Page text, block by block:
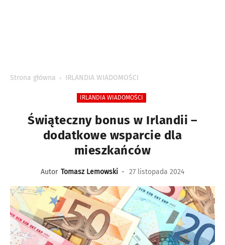
Strona główna IRLANDIA WIADOMOŚCI
IRLANDIA WIADOMOŚCI
Świąteczny bonus w Irlandii –
dodatkowe wsparcie dla
mieszkańców
Autor Tomasz Lemowski - 27 listopada 2024